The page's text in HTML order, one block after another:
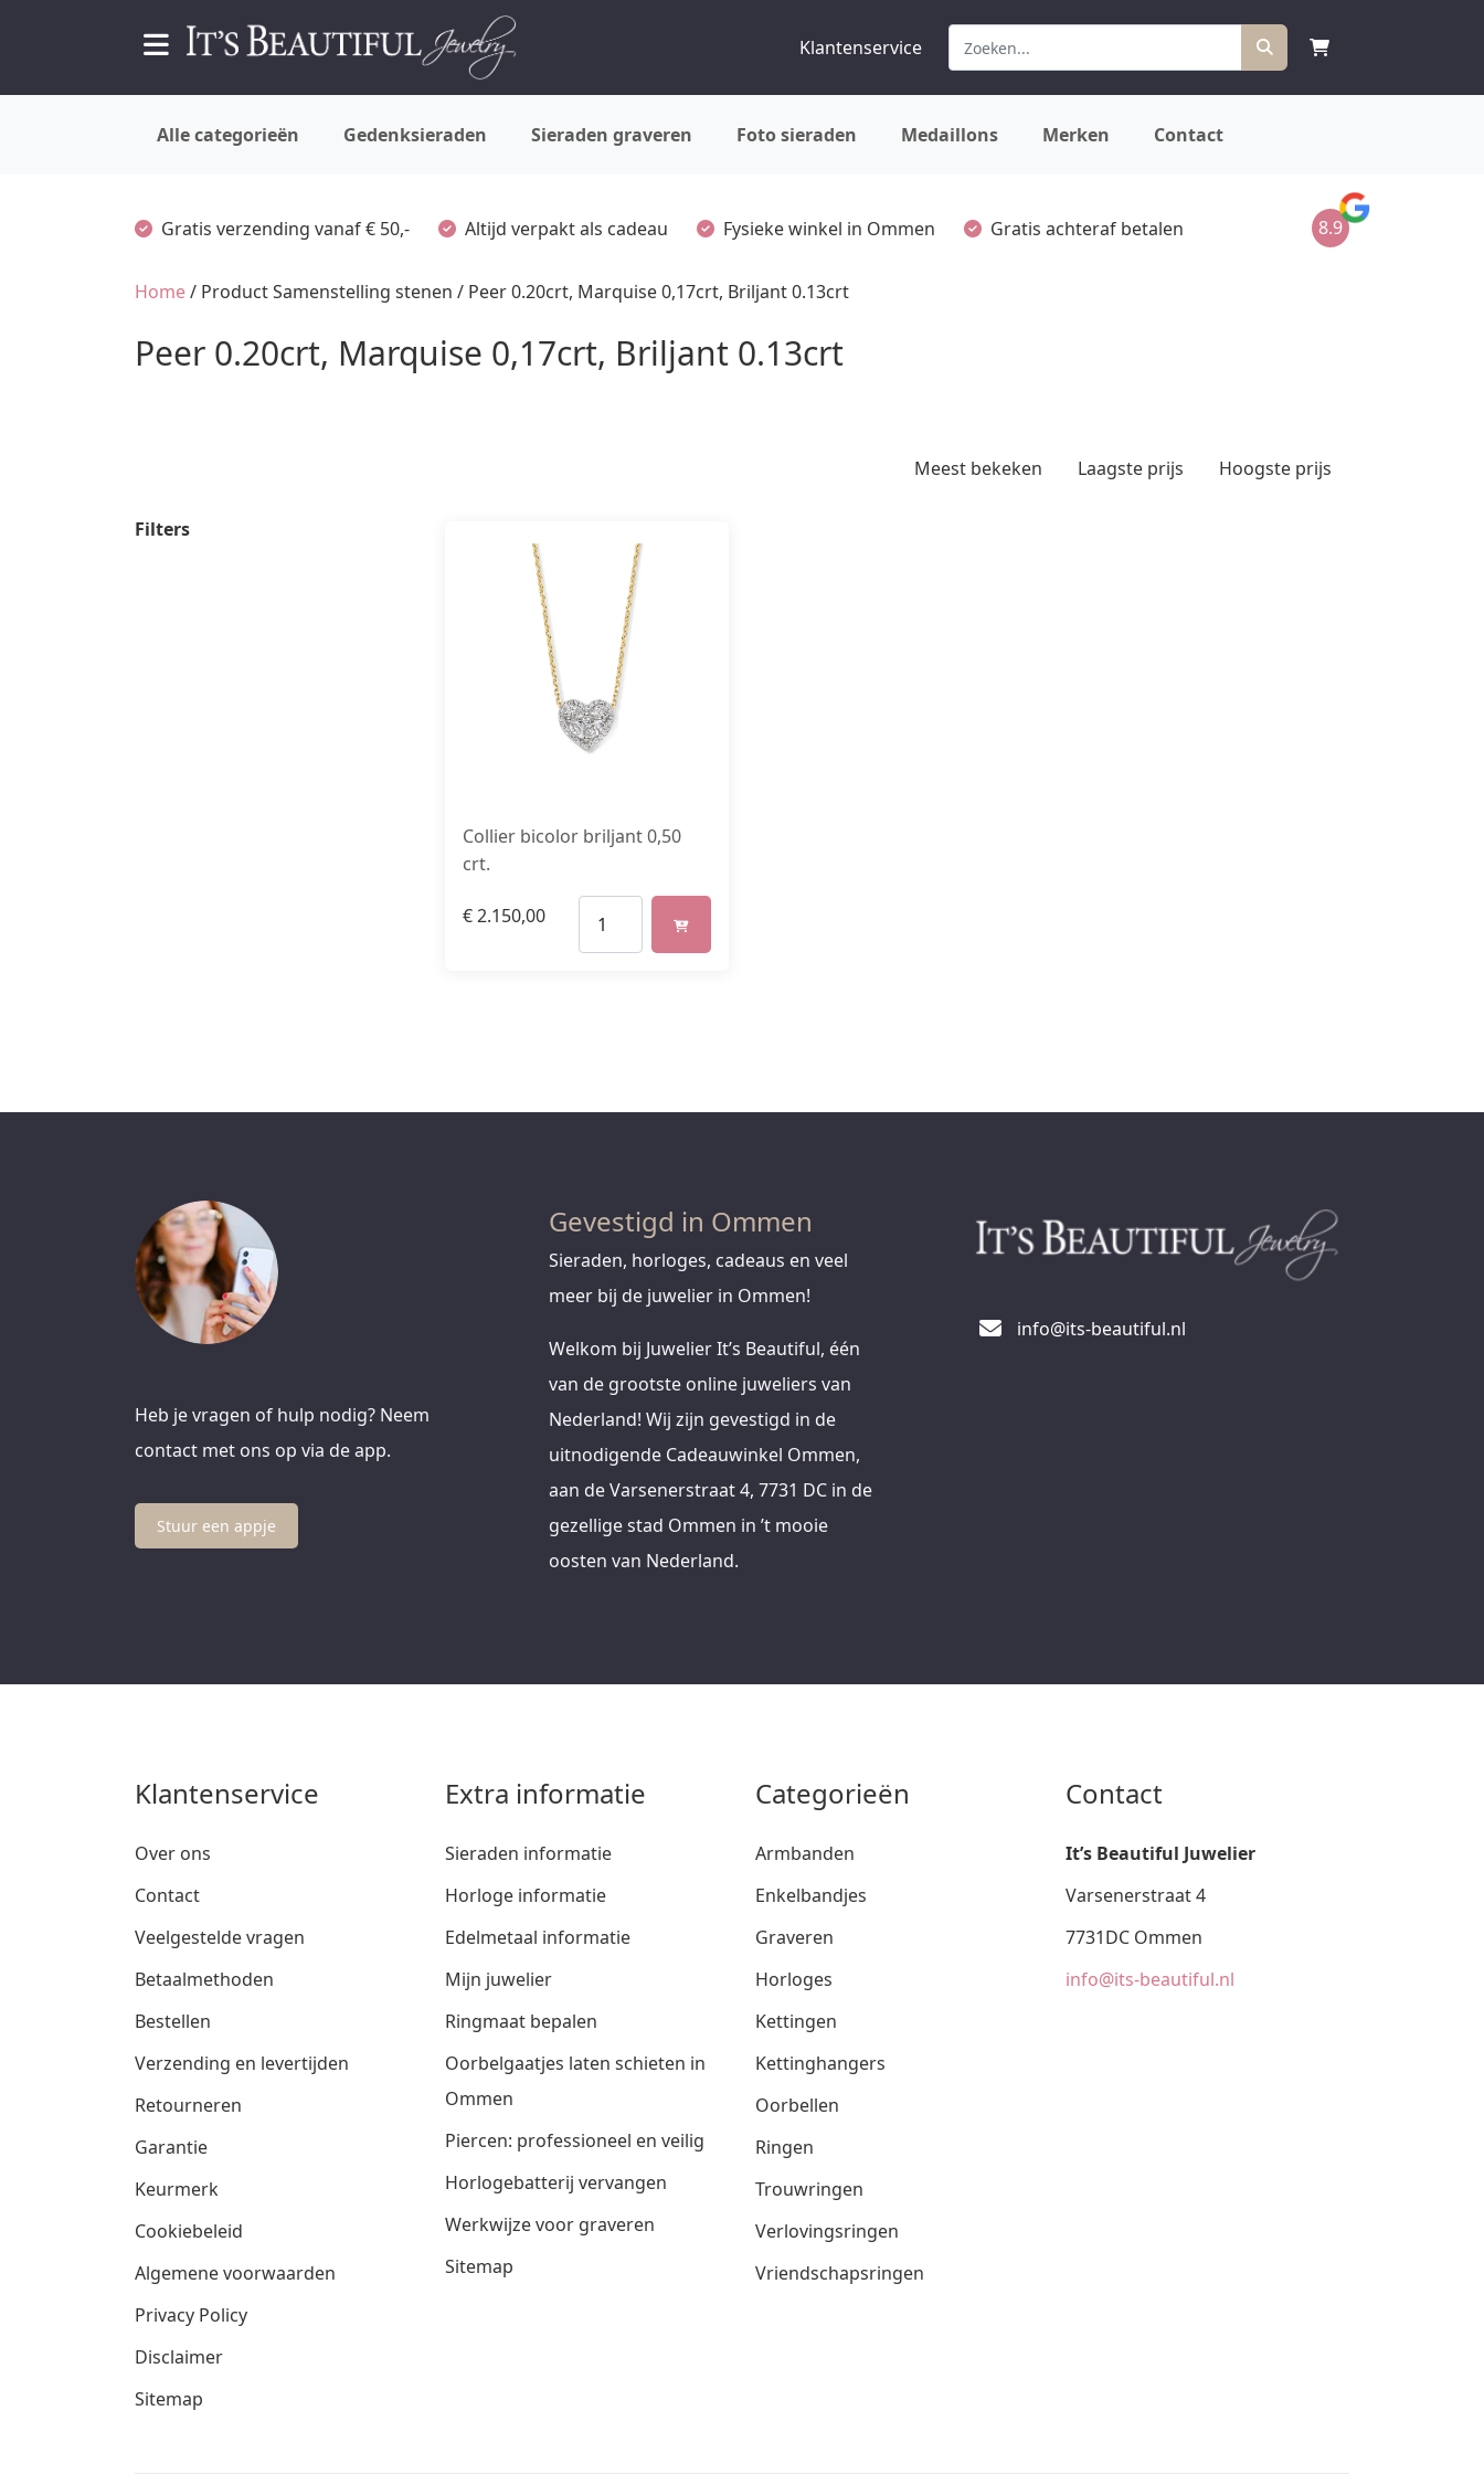
Klantenservice
Alle categorieën Gedenksieraden Sieraden graveren Foto sieraden Medaillons Merken Contact
Gratis verzending vanaf € 50,- Altijd verpakt als cadeau Fysieke winkel in Ommen Gratis achteraf betalen 8.9
Home/ Product Samenstelling stenen / Peer 0.20crt, Marquise 0,17crt, Briljant 0.13crt
Peer 0.20crt, Marquise 0,17crt, Briljant 0.13crt
Filters
Meest bekeken Laagste prijs Hoogste prijs
Collier bicolor briljant 0,50
crt.
€2.150,00
Heb je vragen of hulp nodig? Neem
contact met ons op via de app.
Stuur een appje
Gevestigd in Ommen
Sieraden, horloges, cadeaus en veel
meer bij de juwelier in Ommen!
Welkom bij Juwelier It’s Beautiful, één
van de grootste online juweliers van
Nederland! Wij zijn gevestigd in de
uitnodigende Cadeauwinkel Ommen,
aan de Varsenerstraat 4, 7731 DC in de
gezellige stad Ommen in ’t mooie
oosten van Nederland.
info@its-beautiful.nl
Klantenservice
Over ons
Contact
Veelgestelde vragen
Betaalmethoden
Bestellen
Verzending en levertijden
Retourneren
Garantie
Keurmerk
Cookiebeleid
Algemene voorwaarden
Privacy Policy
Disclaimer
Sitemap
Extra informatie
Sieraden informatie
Horloge informatie
Edelmetaal informatie
Mijn juwelier
Ringmaat bepalen
Oorbelgaatjes laten schieten in
Ommen
Piercen: professioneel en veilig
Horlogebatterij vervangen
Werkwijze voor graveren
Sitemap
Categorieën
Armbanden
Enkelbandjes
Graveren
Horloges
Kettingen
Kettinghangers
Oorbellen
Ringen
Trouwringen
Verlovingsringen
Vriendschapsringen
Contact
It’s Beautiful Juwelier
Varsenerstraat 4
7731DC Ommen
info@its-beautiful.nl